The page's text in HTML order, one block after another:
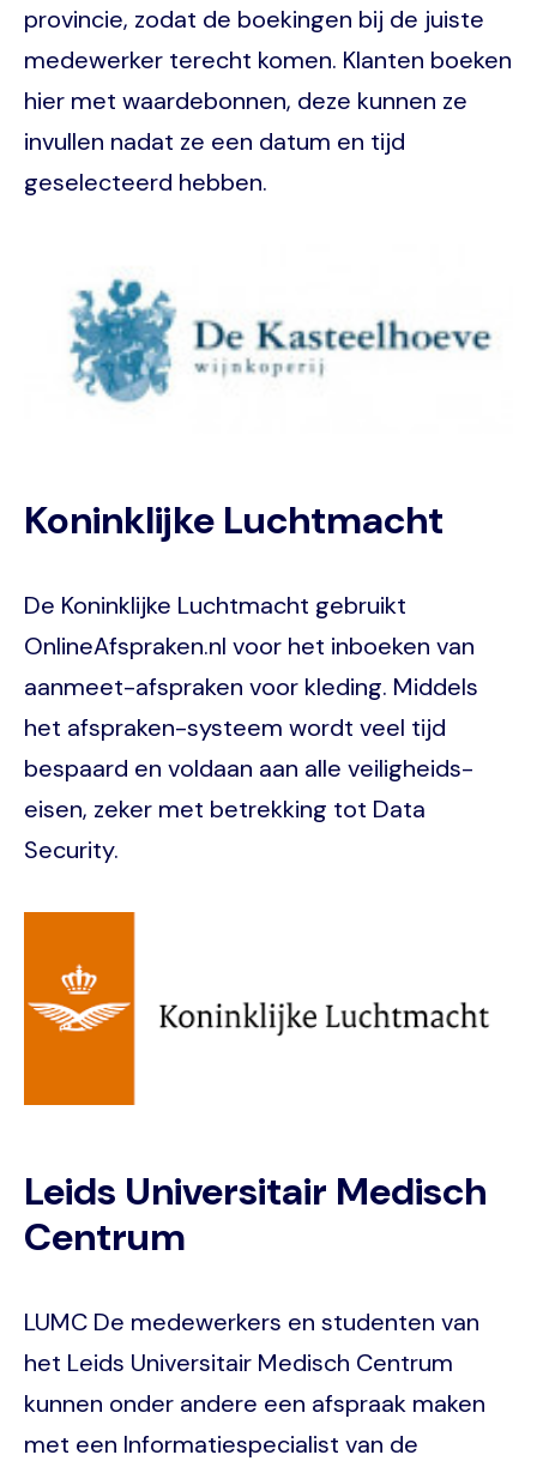
provincie, zodat de boekingen bij de juiste
medewerker terecht komen. Klanten boeken
hier met waardebonnen, deze kunnen ze
invullen nadat ze een datum en tijd
geselecteerd hebben.
Koninklijke Luchtmacht
De Koninklijke Luchtmacht gebruikt
OnlineAfspraken.nl voor het inboeken van
aanmeet-afspraken voor kleding. Middels
het afspraken-systeem wordt veel tijd
bespaard en voldaan aan alle veiligheids-
eisen, zeker met betrekking tot Data
Security.
Leids Universitair Medisch
Centrum
LUMC De medewerkers en studenten van
het Leids Universitair Medisch Centrum
kunnen onder andere een afspraak maken
met een Informatiespecialist van de